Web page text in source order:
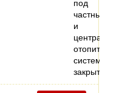
под
частные
и
отопительные
системы
закрытого…